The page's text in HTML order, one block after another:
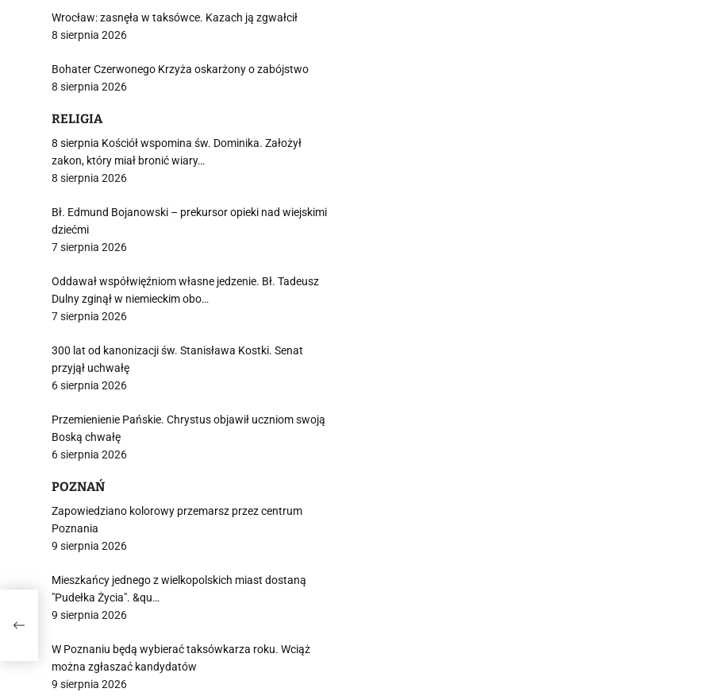
Wrocław: zasnęła w taksówce. Kazach ją zgwałcił
8 sierpnia 2026
Bohater Czerwonego Krzyża oskarżony o zabójstwo
8 sierpnia 2026
RELIGIA
8 sierpnia Kościół wspomina św. Dominika. Założył
zakon, który miał bronić wiary…
8 sierpnia 2026
Bł. Edmund Bojanowski – prekursor opieki nad wiejskimi
dziećmi
7 sierpnia 2026
Oddawał współwięźniom własne jedzenie. Bł. Tadeusz
Dulny zginął w niemieckim obo…
7 sierpnia 2026
300 lat od kanonizacji św. Stanisława Kostki. Senat
przyjął uchwałę
6 sierpnia 2026
Przemienienie Pańskie. Chrystus objawił uczniom swoją
Boską chwałę
6 sierpnia 2026
POZNAŃ
Zapowiedziano kolorowy przemarsz przez centrum
Poznania
9 sierpnia 2026
Mieszkańcy jednego z wielkopolskich miast dostaną
"Pudełka Życia". &qu…
9 sierpnia 2026
W Poznaniu będą wybierać taksówkarza roku. Wciąż
można zgłaszać kandydatów
9 sierpnia 2026